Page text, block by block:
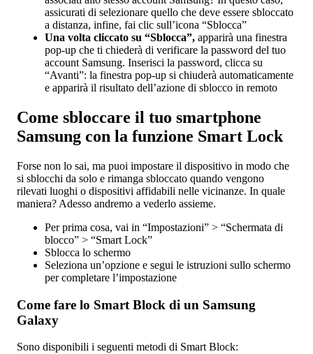
assicurati di selezionare quello che deve essere sbloccato
a distanza, infine, fai clic sull’icona “Sblocca”
Una volta cliccato su “Sblocca”, apparirà una finestra
pop-up che ti chiederà di verificare la password del tuo
account Samsung. Inserisci la password, clicca su
“Avanti”: la finestra pop-up si chiuderà automaticamente
e apparirà il risultato dell’azione di sblocco in remoto
Come sbloccare il tuo smartphone
Samsung con la funzione Smart Lock
Forse non lo sai, ma puoi impostare il dispositivo in modo che
si sblocchi da solo e rimanga sbloccato quando vengono
rilevati luoghi o dispositivi affidabili nelle vicinanze. In quale
maniera? Adesso andremo a vederlo assieme.
Per prima cosa, vai in “Impostazioni” > “Schermata di
blocco” > “Smart Lock”
Sblocca lo schermo
Seleziona un’opzione e segui le istruzioni sullo schermo
per completare l’impostazione
Come fare lo Smart Block di un Samsung
Galaxy
Sono disponibili i seguenti metodi di Smart Block: